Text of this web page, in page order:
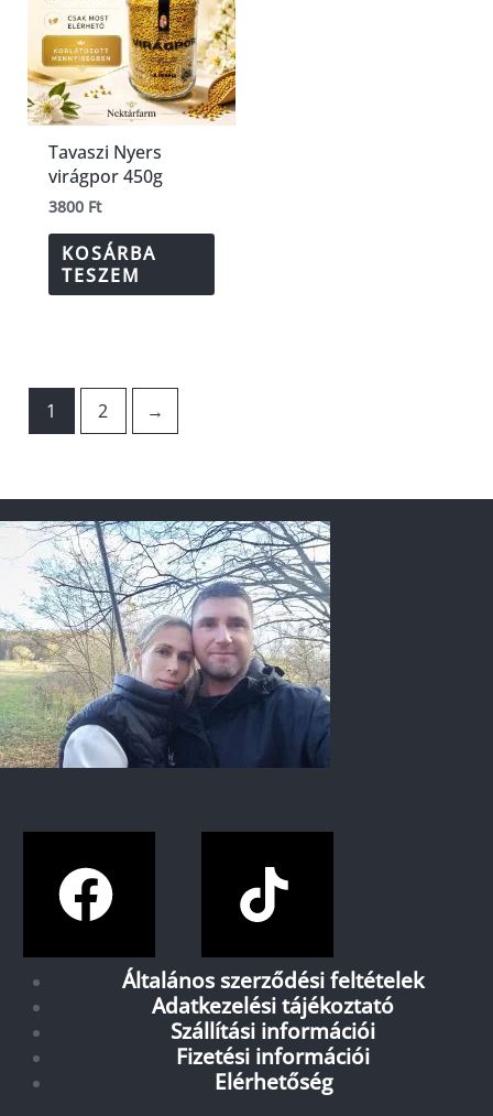
Tavaszi Nyers
virágpor 450g
3800 Ft
KOSÁRBA
TESZEM
1 2 →
Általános szerződési feltételek
Adatkezelési tájékoztató
Szállítási információi
Fizetési információi
Elérhetőség